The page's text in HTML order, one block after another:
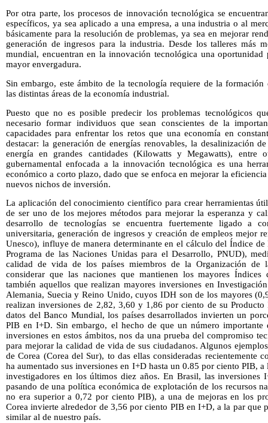
Por otra parte, los procesos de innovación tecnológica se
específicos, ya sea aplicado a una empresa, a una industria o al
básicamente para la resolución de problemas, ya sea en mejorar
generación de ingresos para la industria. Desde los talleres más
mundial, encuentran en la innovación tecnológica una oportunidad
mayor envergadura.
Sin embargo, este ámbito de la tecnología requiere de la formación
las distintas áreas de la economía industrial.
Puesto que no es posible predecir los problemas tecnológicos
necesario formar individuos que sean conscientes de la
capacidades para enfrentar los retos que una economía en
destacar: la generación de energías renovables, la desalinización
energía en grandes cantidades (Kilowatts y Megawatts),
gubernamental enfocada a la innovación tecnológica es una
económico a corto plazo, dado que se enfoca en mejorar la
nuevos nichos de inversión.
La aplicación del conocimiento científico para crear herramientas
de ser uno de los mejores métodos para mejorar la esperanza y
desarrollo de tecnologías se encuentra fuertemente ligado a
universitaria, generación de ingresos y creación de empleos mejor
Unesco), influye de manera determinante en el cálculo del Índice
Programa de las Naciones Unidas para el Desarrollo, PNUD),
calidad de vida de los países miembros de la Organización de
considerar que las naciones que mantienen los mayores
también aquellos que realizan mayores inversiones en
Alemania, Suecia y Reino Unido, cuyos IDH son de los mayores
realizan inversiones de 2,82, 3,60 y 1,86 por ciento de su
datos del Banco Mundial, los países desarrollados invierten un
PIB en I+D. Sin embargo, el hecho de que un número importante
inversiones en estos ámbitos, nos da una prueba del compromiso
para mejorar la calidad de vida de sus ciudadanos. Algunos
de Corea (Corea del Sur), to das ellas consideradas recientemente
ha aumentado sus inversiones en I+D hasta un 0.85 por ciento PIB,
investigadores en los últimos diez años. En Brasil, las
pasando de una política económica de explotación de los recursos
no era superior a 0,72 por ciento PIB), a una de mejoras en los
Corea invierte alrededor de 3,56 por ciento PIB en I+D, a la par que
similar al de nuestro país.